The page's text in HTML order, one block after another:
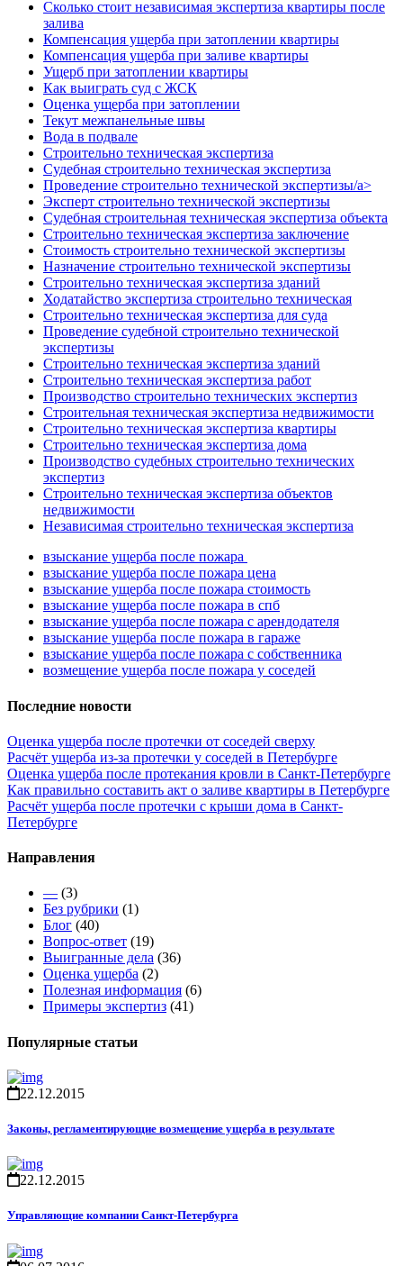
Сколько стоит независимая экспертиза квартиры после
залива
Компенсация ущерба при затоплении квартиры
Компенсация ущерба при заливе квартиры
Ущерб при затоплении квартиры
Как выиграть суд с ЖСК
Оценка ущерба при затоплении
Текут межпанельные швы
Вода в подвале
Строительно техническая экспертиза
Судебная строительно техническая экспертиза
Проведение строительно технической экспертизы/a>
Эксперт строительно технической экспертизы
Судебная строительная техническая экспертиза объекта
Строительно техническая экспертиза заключение
Стоимость строительно технической экспертизы
Назначение строительно технической экспертизы
Строительно техническая экспертиза зданий
Ходатайство экспертиза строительно техническая
Строительно техническая экспертиза для суда
Проведение судебной строительно технической
экспертизы
Строительно техническая экспертиза зданий
Строительно техническая экспертиза работ
Производство строительно технических экспертиз
Строительная техническая экспертиза недвижимости
Строительно техническая экспертиза квартиры
Строительно техническая экспертиза дома
Производство судебных строительно технических
экспертиз
Строительно техническая экспертиза объектов
недвижимости
Независимая строительно техническая экспертиза
взыскание ущерба после пожара
взыскание ущерба после пожара цена
взыскание ущерба после пожара стоимость
взыскание ущерба после пожара в спб
взыскание ущерба после пожара с арендодателя
взыскание ущерба после пожара в гараже
взыскание ущерба после пожара с собственника
возмещение ущерба после пожара у соседей
Последние новости
Оценка ущерба после протечки от соседей сверху
Расчёт ущерба из-за протечки у соседей в Петербурге
Оценка ущерба после протекания кровли в Санкт-Петербурге
Как правильно составить акт о заливе квартиры в Петербурге
Расчёт ущерба после протечки с крыши дома в Санкт-
Петербурге
Направления
— (3)
Без рубрики (1)
Блог (40)
Вопрос-ответ (19)
Выигранные дела (36)
Оценка ущерба (2)
Полезная информация (6)
Примеры экспертиз (41)
Популярные статьи
22.12.2015
Законы, регламентирующие возмещение ущерба в результате
22.12.2015
Управляющие компании Санкт-Петербурга